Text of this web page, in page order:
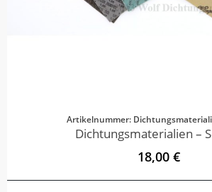
Artikelnummer:
Dichtungsmaterialien –
18,00 €